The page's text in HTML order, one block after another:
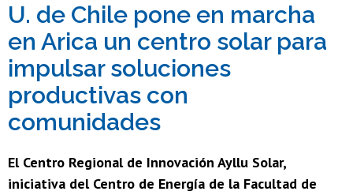
Funcionarias/os
Egresadas/os
U. de Chile pone en marcha
en Arica un centro solar para
impulsar soluciones
productivas con
comunidades
El Centro Regional de Innovación Ayllu Solar,
iniciativa del Centro de Energía de la Facultad de